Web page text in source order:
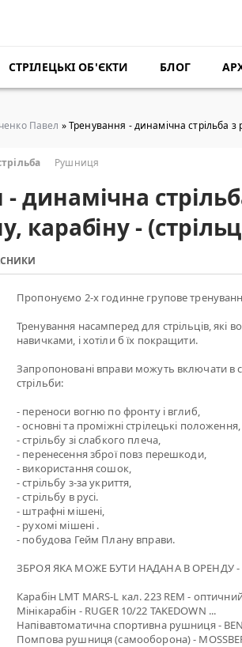
СТРІЛЕЦЬКІ ОБ'ЄКТИ БЛОГ
Павел » Тренування - динамічна стрільба з
Рушниця
динамічна
карабіну -
Пропонуємо 2-х годинне групове
Тренування насамперед для стрільців, які
навичками, і хотіли б їх покращити.
Запропоновані вправи можуть включати в
стрільби:
- переноси вогню по фронту і вглиб,
- основні та проміжні стрілецькі положення,
- стрільбу зі слабкого плеча,
- перенесення зброї повз перешкоди,
- використання сошок,
- стрільбу з-за укриття,
- стрільбу в русі.
- штрафні мішені,
- рухомі мішені .
- побудова Гейм Плану вправи.
ЗБРОЯ ЯКА МОЖЕ БУТИ НАДАНА В ОРЕНДУ -
Карабін LMT MARS-L кал. 223 REM -
Мінікарабін - RUGER 10/22 TAKEDOWN ...
Напівавтоматична спортивна рушниця -
Помпова рушниця (самооборона) -